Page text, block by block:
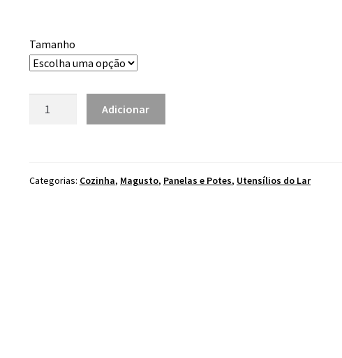
12.60 €
Tamanho
Redonda
Adicionar
Categorias: Cozinha, Magusto, Panelas e Potes, Utensílios do Lar